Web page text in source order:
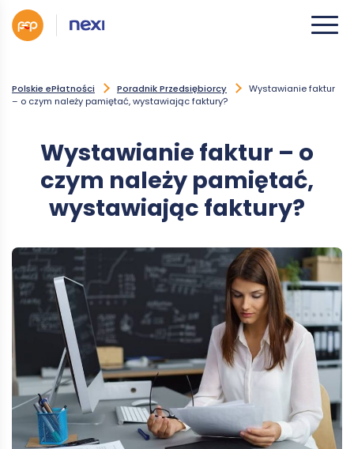
Polskie ePłatności Poradnik Przedsiębiorcy
Wystawianie faktur
– o czym należy pamiętać, wystawiając faktury?
Wystawianie faktur – o
czym należy pamiętać,
wystawiając faktury?